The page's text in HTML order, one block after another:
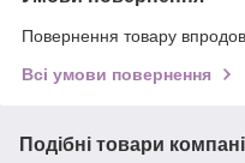
Повернення товару
Всі умови повернення
Подібні товари